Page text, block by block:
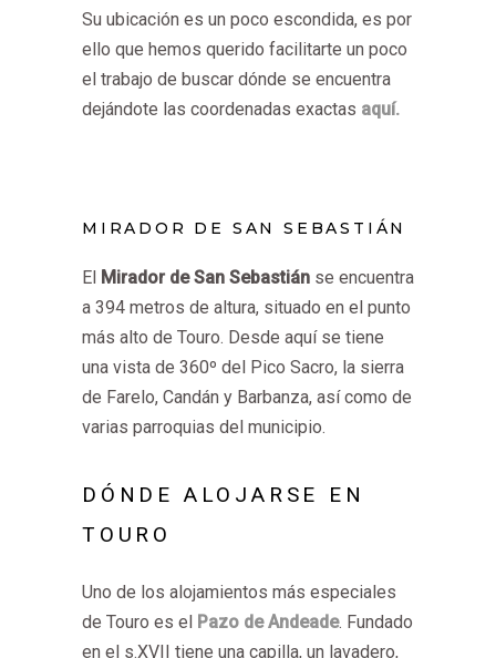
Su ubicación es un poco escondida, es por
ello que hemos querido facilitarte un poco
el trabajo de buscar dónde se encuentra
dejándote las coordenadas exactas aquí.
MIRADOR DE SAN SEBASTIÁN
El Mirador de San Sebastián se encuentra
a 394 metros de altura, situado en el punto
más alto de Touro. Desde aquí se tiene
una vista de 360º del Pico Sacro, la sierra
de Farelo, Candán y Barbanza, así como de
varias parroquias del municipio.
DÓNDE ALOJARSE EN
TOURO
Uno de los alojamientos más especiales
de Touro es el Pazo de Andeade. Fundado
en el s.XVII tiene una capilla, un lavadero,